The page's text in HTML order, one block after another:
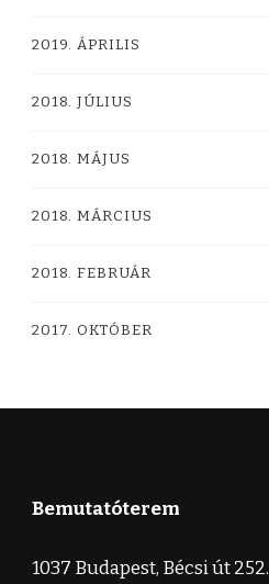
2019. ÁPRILIS
2018. JÚLIUS
2018. MÁJUS
2018. MÁRCIUS
2018. FEBRUÁR
2017. OKTÓBER
Bemutatóterem
1037 Budapest, Bécsi út 252.